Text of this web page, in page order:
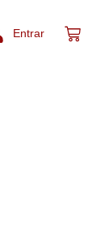
Entrar